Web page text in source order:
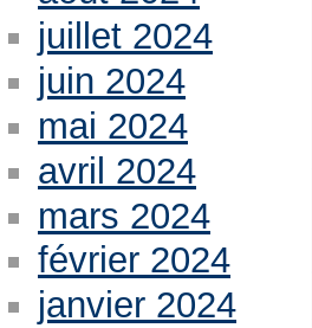
juillet 2024
juin 2024
mai 2024
avril 2024
mars 2024
février 2024
janvier 2024